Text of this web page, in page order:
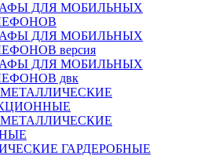
ДЛЯ МОБИЛЬНЫХ
ДЛЯ МОБИЛЬНЫХ
версия
ДЛЯ МОБИЛЬНЫХ
двк
ГАРДЕРОБНЫЕ